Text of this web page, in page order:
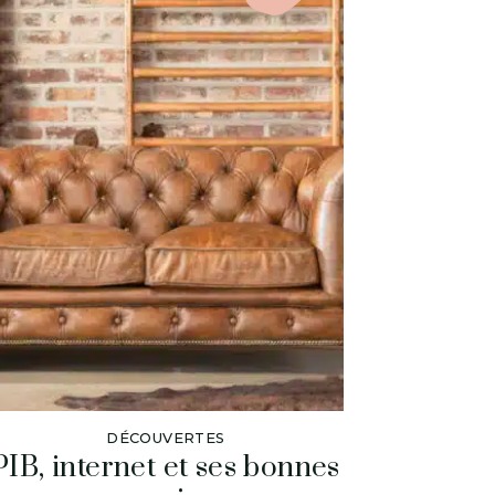
DÉCOUVERTES
internet et ses bonnes